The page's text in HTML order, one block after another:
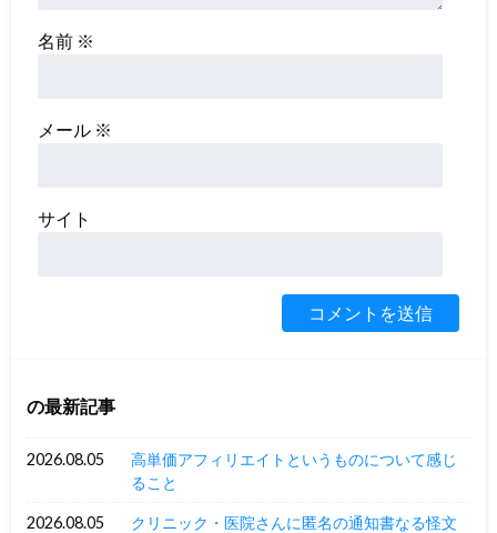
名前 ※
メール ※
サイト
の最新記事
2026.08.05
高単価アフィリエイトというものについて感じ
ること
2026.08.05
クリニック・医院さんに匿名の通知書なる怪文